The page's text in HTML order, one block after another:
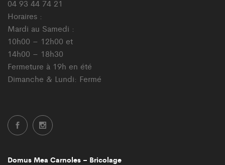
04 93 44 74 21
Horaires :
Mardi au Samedi :
10h00 – 12h00 et
14h00 – 18h30
Fermeture à 19h en été
Dimanche & Lundi: Fermé
Domus Mea Carnoles – Bricolage